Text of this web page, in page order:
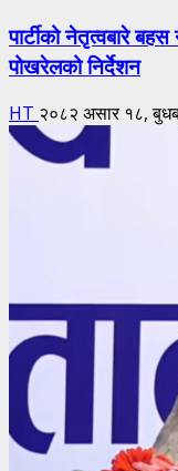
पार्टीको नेतृत्वबारे
पोखरेलको निर्देशन
HT २०८२ असार १८,